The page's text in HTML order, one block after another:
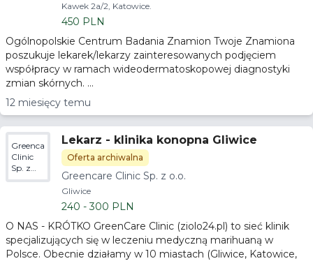
Kawek 2a/2, Katowice.
450 PLN
Ogólnopolskie Centrum Badania Znamion Twoje Znamiona
poszukuje lekarek/lekarzy zainteresowanych podjęciem
współpracy w ramach wideodermatoskopowej diagnostyki
zmian skórnych. ...
12 miesięcy temu
Greencare
Clinic
Sp. z
o.o.
Lekarz - klinika konopna Gliwice
Oferta archiwalna
Greencare Clinic Sp. z o.o.
Gliwice
240 - 300 PLN
O NAS - KRÓTKO GreenCare Clinic (ziolo24.pl) to sieć klinik
specjalizujących się w leczeniu medyczną marihuaną w
Polsce. Obecnie działamy w 10 miastach (Gliwice, Katowice,